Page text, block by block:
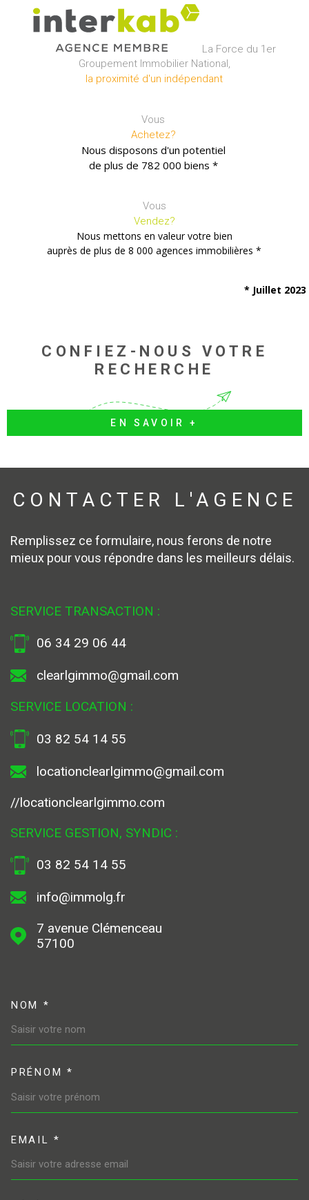
La Force du 1er
Groupement Immobilier National,
la proximité d'un indépendant
Vous
Achetez?
Nous disposons d'un potentiel
de plus de 782 000 biens *
Vous
Vendez?
Nous mettons en valeur votre bien
auprès de plus de8 000 agences immobilières *
* Juillet 2023
CONFIEZ-NOUS VOTRE
RECHERCHE
EN SAVOIR +
CONTACTER L'AGENCE
Remplissez ce formulaire, nous ferons de notre
mieux pour vous répondre dans les meilleurs délais.
SERVICE TRANSACTION :
06 34 29 06 44
clearlgimmo@gmail.com
SERVICE LOCATION :
03 82 54 14 55
locationclearlgimmo@gmail.com
//locationclearlgimmo.com
SERVICE GESTION, SYNDIC :
03 82 54 14 55
info@immolg.fr
7 avenue Clémenceau
57100
NOM *
PRÉNOM *
EMAIL *